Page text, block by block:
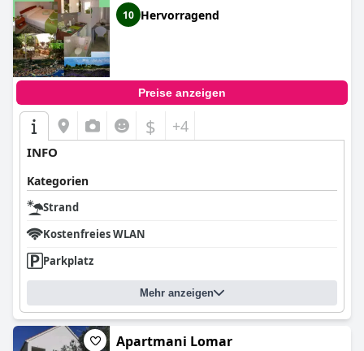
10 Hervorragend
Preise anzeigen
$ +4
INFO
Kategorien
Strand
Kostenfreies WLAN
Parkplatz
Mehr anzeigen
Apartmani Lomar